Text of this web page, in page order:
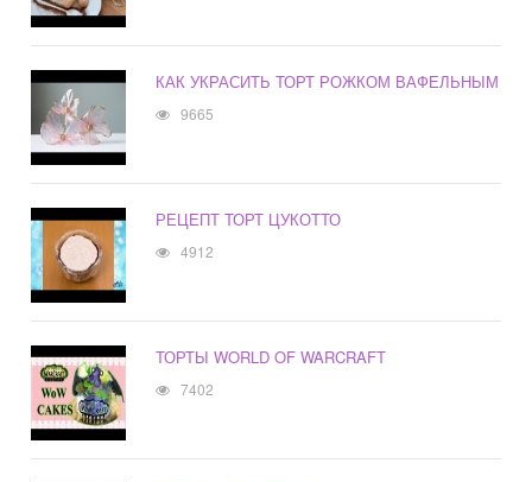
КАК УКРАСИТЬ ТОРТ РОЖКОМ ВАФЕЛЬНЫМ
9665
РЕЦЕПТ ТОРТ ЦУКОТТО
4912
ТОРТЫ WORLD OF WARCRAFT
7402